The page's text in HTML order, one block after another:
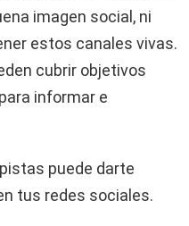
imagen social, ni
estos canales vivas.
cubrir objetivos
informar e
puede darte
tus redes sociales.